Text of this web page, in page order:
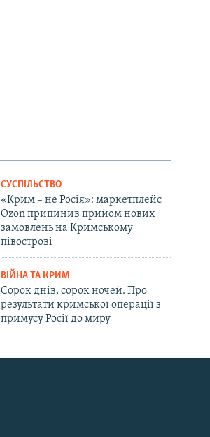
СУСПІЛЬСТВО
«Крим – не Росія»: маркетплейс
Ozon припинив прийом нових
замовлень на Кримському
півострові
ВІЙНА ТА КРИМ
Сорок днів, сорок ночей. Про
результати кримської операції з
примусу Росії до миру